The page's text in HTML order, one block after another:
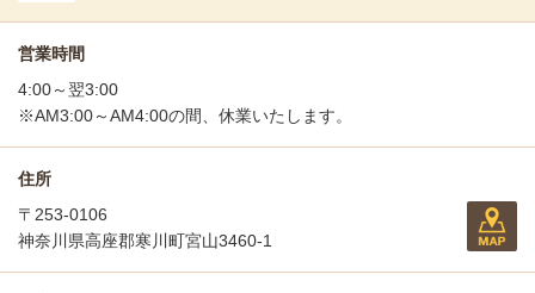
営業時間
4:00～翌3:00
※AM3:00～AM4:00の間、休業いたします。
住所
〒253-0106
神奈川県高座郡寒川町宮山3460-1